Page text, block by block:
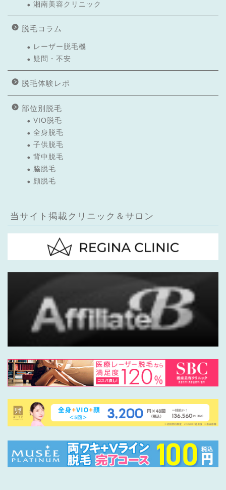
湘南美容クリニック
脱毛コラム
レーザー脱毛機
疑問・不安
脱毛体験レポ
部位別脱毛
VIO脱毛
全身脱毛
子供脱毛
背中脱毛
脇脱毛
顔脱毛
当サイト掲載クリニック＆サロン